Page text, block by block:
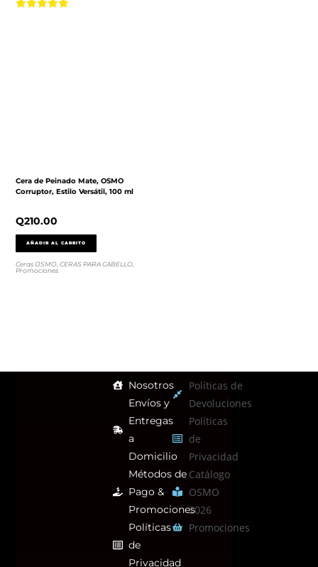
Cera de Peinado Mate, OSMO
Corruptor, Estilo Versátil, 100 ml
Q210.00
AÑADIR AL CARRITO
Ceras OSMO ,CERAS PARA CABELLO
Promociones
Nosotros
Envíos y
Entregas
a
Domicilio
Métodos de
Pago &
Promociones
Políticas
de
Privacidad
Políticas de
Devoluciones
Políticas
de
Privacidad
Catálogo
OSMO
2026
Promociones